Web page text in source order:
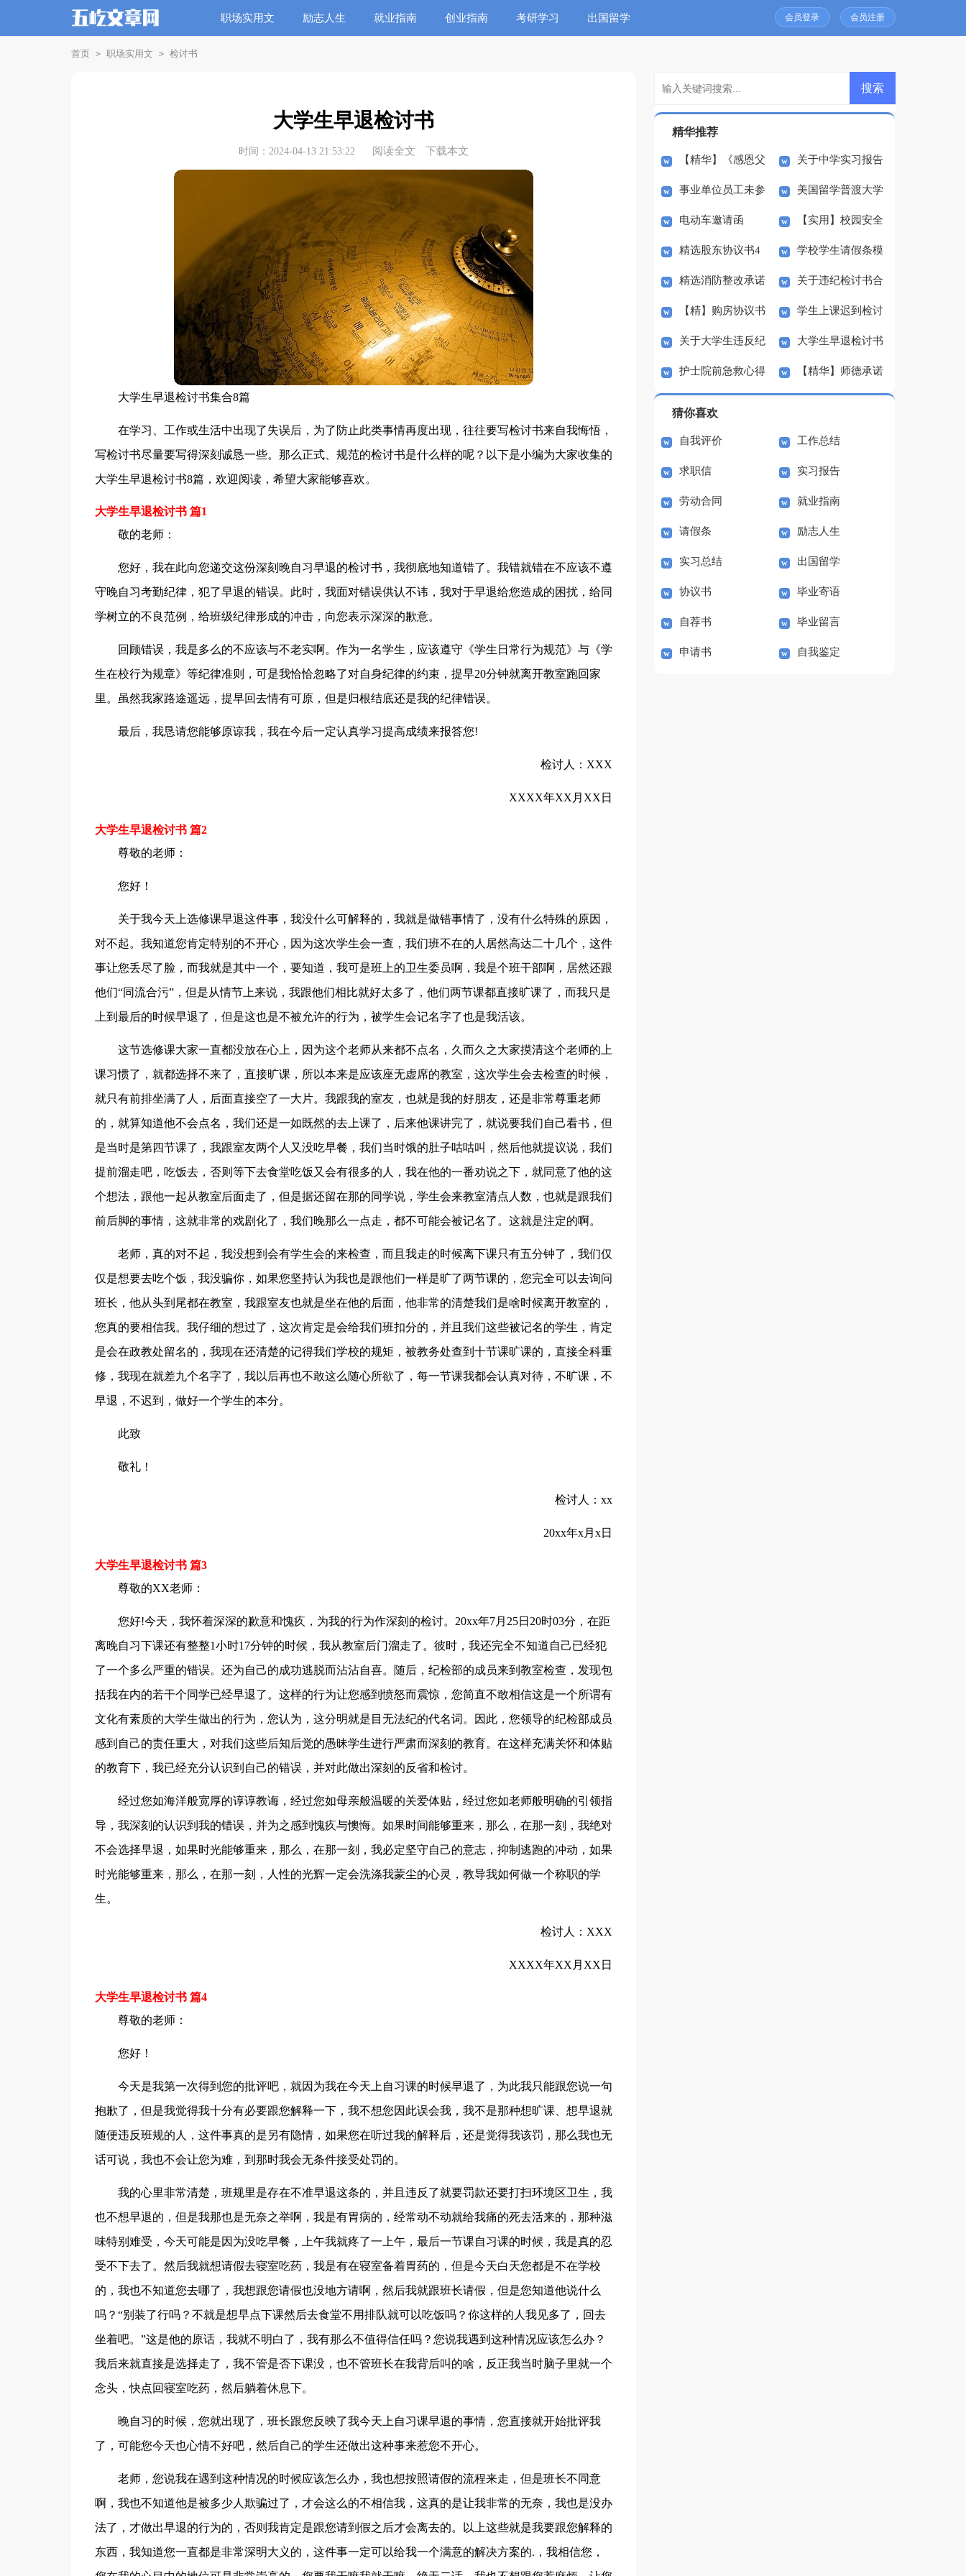
职场实用文 励志人生 就业指南 创业指南 考研学习 出国留学 会员登录 会员注册
首页 > 职场实用文 > 检讨书
大学生早退检讨书
时间：2024-04-13 21:53:22 阅读全文 下载本文
大学生早退检讨书集合8篇
在学习、工作或生活中出现了失误后，为了防止此类事情再度出现，往往要写检讨书来自我悔悟，
写检讨书尽量要写得深刻诚恳一些。那么正式、规范的检讨书是什么样的呢？以下是小编为大家收集的
大学生早退检讨书8篇，欢迎阅读，希望大家能够喜欢。
大学生早退检讨书 篇1
敬的老师：
您好，我在此向您递交这份深刻晚自习早退的检讨书，我彻底地知道错了。我错就错在不应该不遵
守晚自习考勤纪律，犯了早退的错误。此时，我面对错误供认不讳，我对于早退给您造成的困扰，给同
学树立的不良范例，给班级纪律形成的冲击，向您表示深深的歉意。
回顾错误，我是多么的不应该与不老实啊。作为一名学生，应该遵守《学生日常行为规范》与《学
生在校行为规章》等纪律准则，可是我恰恰忽略了对自身纪律的约束，提早20分钟就离开教室跑回家
里。虽然我家路途遥远，提早回去情有可原，但是归根结底还是我的纪律错误。
最后，我恳请您能够原谅我，我在今后一定认真学习提高成绩来报答您!
检讨人：XXX
XXXX年XX月XX日
大学生早退检讨书 篇2
尊敬的老师：
您好！
关于我今天上选修课早退这件事，我没什么可解释的，我就是做错事情了，没有什么特殊的原因，
对不起。我知道您肯定特别的不开心，因为这次学生会一查，我们班不在的人居然高达二十几个，这件
事让您丢尽了脸，而我就是其中一个，要知道，我可是班上的卫生委员啊，我是个班干部啊，居然还跟
他们“同流合污”，但是从情节上来说，我跟他们相比就好太多了，他们两节课都直接旷课了，而我只是
上到最后的时候早退了，但是这也是不被允许的行为，被学生会记名字了也是我活该。
这节选修课大家一直都没放在心上，因为这个老师从来都不点名，久而久之大家摸清这个老师的上
课习惯了，就都选择不来了，直接旷课，所以本来是应该座无虚席的教室，这次学生会去检查的时候，
就只有前排坐满了人，后面直接空了一大片。我跟我的室友，也就是我的好朋友，还是非常尊重老师
的，就算知道他不会点名，我们还是一如既然的去上课了，后来他课讲完了，就说要我们自己看书，但
是当时是第四节课了，我跟室友两个人又没吃早餐，我们当时饿的肚子咕咕叫，然后他就提议说，我们
提前溜走吧，吃饭去，否则等下去食堂吃饭又会有很多的人，我在他的一番劝说之下，就同意了他的这
个想法，跟他一起从教室后面走了，但是据还留在那的同学说，学生会来教室清点人数，也就是跟我们
前后脚的事情，这就非常的戏剧化了，我们晚那么一点走，都不可能会被记名了。这就是注定的啊。
老师，真的对不起，我没想到会有学生会的来检查，而且我走的时候离下课只有五分钟了，我们仅
仅是想要去吃个饭，我没骗你，如果您坚持认为我也是跟他们一样是旷了两节课的，您完全可以去询问
班长，他从头到尾都在教室，我跟室友也就是坐在他的后面，他非常的清楚我们是啥时候离开教室的，
您真的要相信我。我仔细的想过了，这次肯定是会给我们班扣分的，并且我们这些被记名的学生，肯定
是会在政教处留名的，我现在还清楚的记得我们学校的规矩，被教务处查到十节课旷课的，直接全科重
修，我现在就差九个名字了，我以后再也不敢这么随心所欲了，每一节课我都会认真对待，不旷课，不
早退，不迟到，做好一个学生的本分。
此致
敬礼！
检讨人：xx
20xx年x月x日
大学生早退检讨书 篇3
尊敬的XX老师：
您好!今天，我怀着深深的歉意和愧疚，为我的行为作深刻的检讨。20xx年7月25日20时03分，在距
离晚自习下课还有整整1小时17分钟的时候，我从教室后门溜走了。彼时，我还完全不知道自己已经犯
了一个多么严重的错误。还为自己的成功逃脱而沾沾自喜。随后，纪检部的成员来到教室检查，发现包
括我在内的若干个同学已经早退了。这样的行为让您感到愤怒而震惊，您简直不敢相信这是一个所谓有
文化有素质的大学生做出的行为，您认为，这分明就是目无法纪的代名词。因此，您领导的纪检部成员
感到自己的责任重大，对我们这些后知后觉的愚昧学生进行严肃而深刻的教育。在这样充满关怀和体贴
的教育下，我已经充分认识到自己的错误，并对此做出深刻的反省和检讨。
经过您如海洋般宽厚的谆谆教诲，经过您如母亲般温暖的关爱体贴，经过您如老师般明确的引领指
导，我深刻的认识到我的错误，并为之感到愧疚与懊悔。如果时间能够重来，那么，在那一刻，我绝对
不会选择早退，如果时光能够重来，那么，在那一刻，我必定坚守自己的意志，抑制逃跑的冲动，如果
时光能够重来，那么，在那一刻，人性的光辉一定会洗涤我蒙尘的心灵，教导我如何做一个称职的学
生。
检讨人：XXX
XXXX年XX月XX日
大学生早退检讨书 篇4
尊敬的老师：
您好！
今天是我第一次得到您的批评吧，就因为我在今天上自习课的时候早退了，为此我只能跟您说一句
抱歉了，但是我觉得我十分有必要跟您解释一下，我不想您因此误会我，我不是那种想旷课、想早退就
随便违反班规的人，这件事真的是另有隐情，如果您在听过我的解释后，还是觉得我该罚，那么我也无
话可说，我也不会让您为难，到那时我会无条件接受处罚的。
我的心里非常清楚，班规里是存在不准早退这条的，并且违反了就要罚款还要打扫环境区卫生，我
也不想早退的，但是我那也是无奈之举啊，我是有胃病的，经常动不动就给我痛的死去活来的，那种滋
味特别难受，今天可能是因为没吃早餐，上午我就疼了一上午，最后一节课自习课的时候，我是真的忍
受不下去了。然后我就想请假去寝室吃药，我是有在寝室备着胃药的，但是今天白天您都是不在学校
的，我也不知道您去哪了，我想跟您请假也没地方请啊，然后我就跟班长请假，但是您知道他说什么
吗？“别装了行吗？不就是想早点下课然后去食堂不用排队就可以吃饭吗？你这样的人我见多了，回去
坐着吧。”这是他的原话，我就不明白了，我有那么不值得信任吗？您说我遇到这种情况应该怎么办？
我后来就直接是选择走了，我不管是否下课没，也不管班长在我背后叫的啥，反正我当时脑子里就一个
念头，快点回寝室吃药，然后躺着休息下。
晚自习的时候，您就出现了，班长跟您反映了我今天上自习课早退的事情，您直接就开始批评我
了，可能您今天也心情不好吧，然后自己的学生还做出这种事来惹您不开心。
老师，您说我在遇到这种情况的时候应该怎么办，我也想按照请假的流程来走，但是班长不同意
啊，我也不知道他是被多少人欺骗过了，才会这么的不相信我，这真的是让我非常的无奈，我也是没办
法了，才做出早退的行为的，否则我肯定是跟您请到假之后才会离去的。以上这些就是我要跟您解释的
东西，我知道您一直都是非常深明大义的，这件事一定可以给我一个满意的解决方案的.，我相信您，
精华推荐
【精华】《感恩父
母》的演讲稿三篇
关于中学实习报告
四篇
事业单位员工未参
加早会检讨书
美国留学普渡大学
金融工程专业介绍
电动车邀请函 【实用】校园安全
演讲稿模板五篇
精选股东协议书4
篇
学校学生请假条模
板5篇
精选消防整改承诺
书三篇
关于违纪检讨书合
集10篇
【精】购房协议书 学生上课迟到检讨
书(15篇)
关于大学生违反纪
律检讨书4篇
大学生早退检讨书
集合8篇
护士院前急救心得 【精华】师德承诺
猜你喜欢
自我评价 工作总结
求职信 实习报告
劳动合同 就业指南
请假条 励志人生
实习总结 出国留学
协议书 毕业寄语
自荐书 毕业留言
申请书 自我鉴定